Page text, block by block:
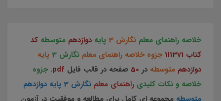
خلاصه راهنمای معلم نگارش 3 پایه دوازدهم متوسطه کد
کتاب 111371
جزوه خلاصه راهنمای معلم نگارش 3
پایه
دوازدهم متوسطه در صفحه در قالب فایل pdf
. جزوه
خلاصه و نکات کلیدی راهنمای معلم
نگارش 3 پایه دوازدهم